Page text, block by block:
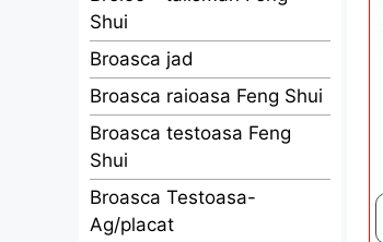
Shui
Broasca jad
Broasca raioasa Feng Shui
Broasca testoasa Feng
Shui
Broasca Testoasa-
Ag/placat